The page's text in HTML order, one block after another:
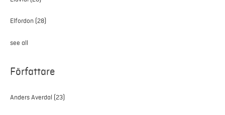
Elfordon (28)
see all
Författare
Anders Averdal (23)